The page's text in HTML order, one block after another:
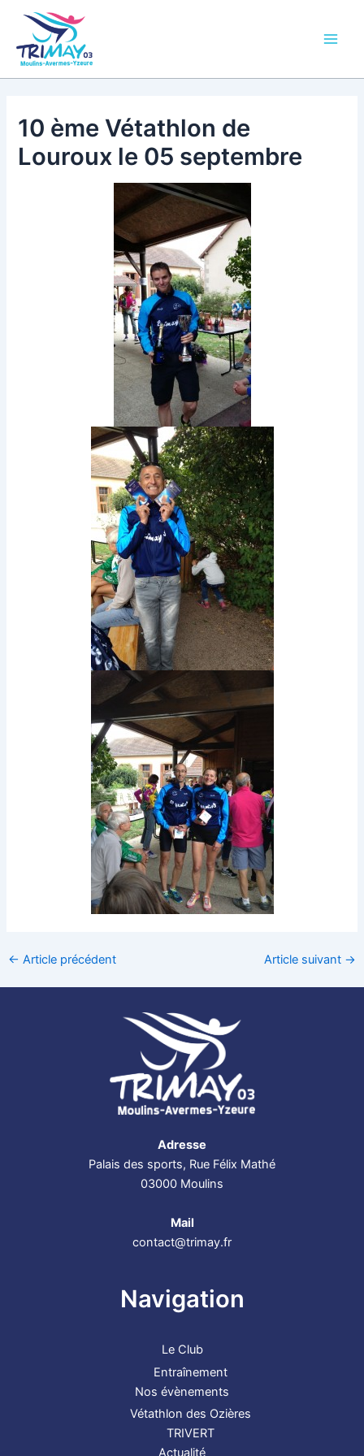
contenu
10 ème Vétathlon de
Louroux le 05 septembre
← Article précédent Article suivant →
Adresse
Palais des sports, Rue Félix Mathé
03000 Moulins
Mail
contact@trimay.fr
Navigation
Le Club
Entraînement
Nos évènements
Vétathlon des Ozières
TRIVERT
Actualité